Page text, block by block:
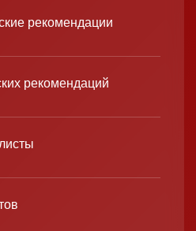
рекомендации
рекомендаций